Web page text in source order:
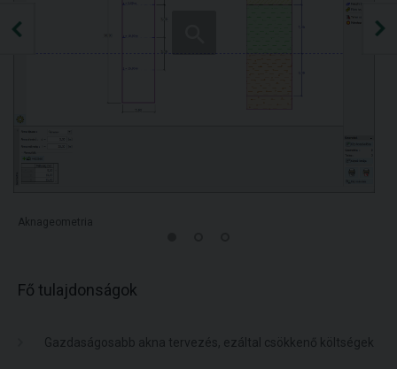
Aknageometria
Fő tulajdonságok
Gazdaságosabb akna tervezés, ezáltal csökkenő költségek